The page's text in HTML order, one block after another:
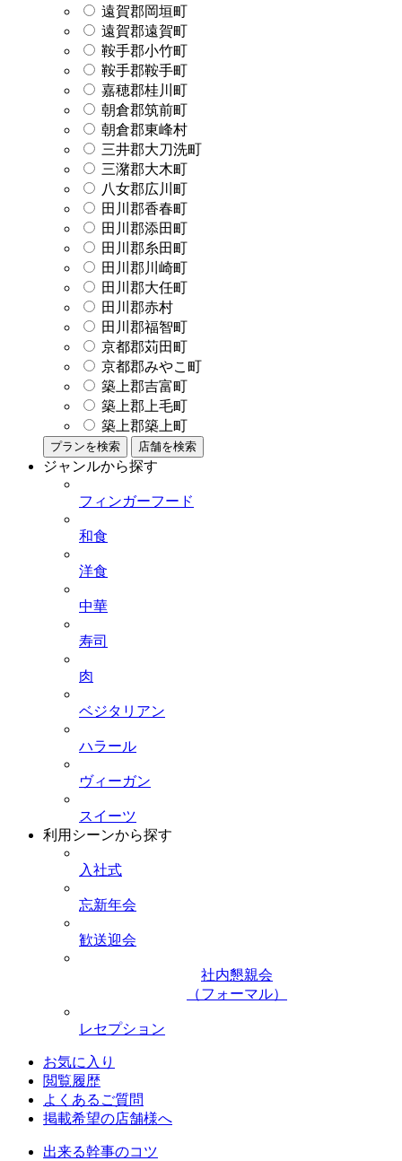
遠賀郡岡垣町
遠賀郡遠賀町
鞍手郡小竹町
鞍手郡鞍手町
嘉穂郡桂川町
朝倉郡筑前町
朝倉郡東峰村
三井郡大刀洗町
三潴郡大木町
八女郡広川町
田川郡香春町
田川郡添田町
田川郡糸田町
田川郡川崎町
田川郡大任町
田川郡赤村
田川郡福智町
京都郡苅田町
京都郡みやこ町
築上郡吉富町
築上郡上毛町
築上郡築上町
プランを検索 店舗を検索
ジャンルから探す
フィンガーフード
和食
洋食
中華
寿司
肉
ベジタリアン
ハラール
ヴィーガン
スイーツ
利用シーンから探す
入社式
忘新年会
歓送迎会
社内懇親会
（フォーマル）
レセプション
お気に入り
閲覧履歴
よくあるご質問
掲載希望の店舗様へ
出来る幹事のコツ